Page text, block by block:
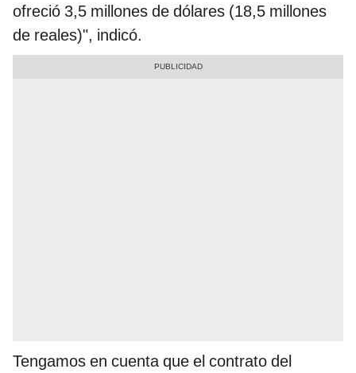
ofreció 3,5 millones de dólares (18,5 millones
de reales)", indicó.
Tengamos en cuenta que el contrato del